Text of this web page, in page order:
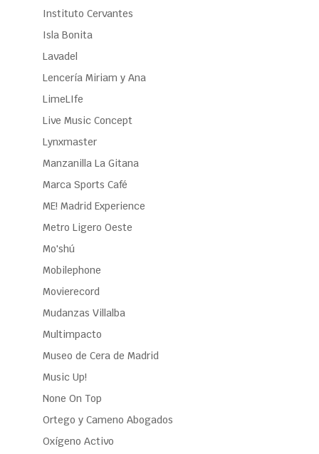
Instituto Cervantes
Isla Bonita
Lavadel
Lencería Miriam y Ana
LimeLIfe
Live Music Concept
Lynxmaster
Manzanilla La Gitana
Marca Sports Café
ME! Madrid Experience
Metro Ligero Oeste
Mo'shú
Mobilephone
Movierecord
Mudanzas Villalba
Multimpacto
Museo de Cera de Madrid
Music Up!
None On Top
Ortego y Cameno Abogados
Oxígeno Activo